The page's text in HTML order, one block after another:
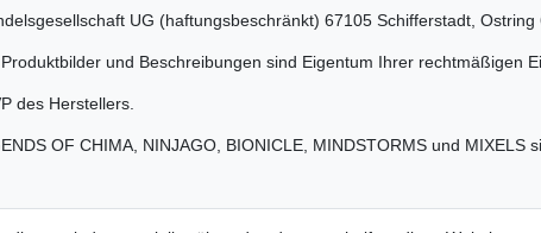
UG (haftungsbeschränkt) 67105 Schifferstadt, Ostring
und Beschreibungen sind Eigentum Ihrer rechtmäßigen
des Herstellers.
OF CHIMA, NINJAGO, BIONICLE, MINDSTORMS und